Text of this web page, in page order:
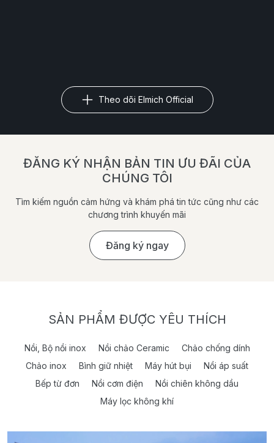
Theo dõi Elmich Official
ĐĂNG KÝ NHẬN BẢN TIN ƯU ĐÃI CỦA
CHÚNG TÔI
Tìm kiếm nguồn cảm hứng và khám phá tin tức cũng như các
chương trình khuyến mãi
Đăng ký ngay
SẢN PHẨM ĐƯỢC YÊU THÍCH
Nồi, Bộ nồi inox Nồi chảo Ceramic
Chảo chống dính
Chảo inox
Bình giữ nhiệt Máy hút bụi
Nồi áp suất
Bếp từ đơn
Nồi cơm điện
Nồi chiên không dầu
Máy lọc không khí